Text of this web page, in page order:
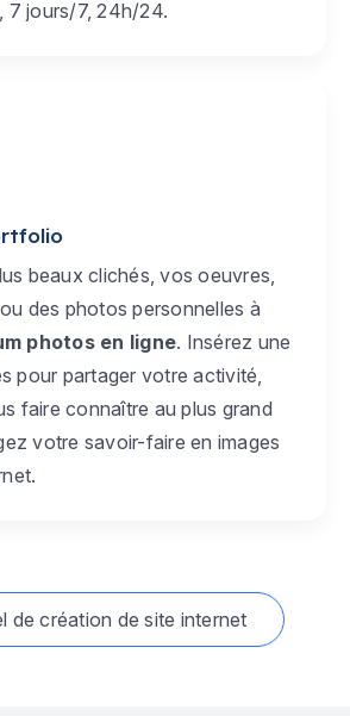
7 jours/7, 24h/24.
beaux clichés, vos oeuvres,
des photos personnelles à
photos en ligne. Insérez une
pour partager votre activité,
faire connaître au plus grand
votre savoir-faire en images
de création de site internet